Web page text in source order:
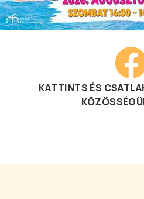
KATTINTS ÉS